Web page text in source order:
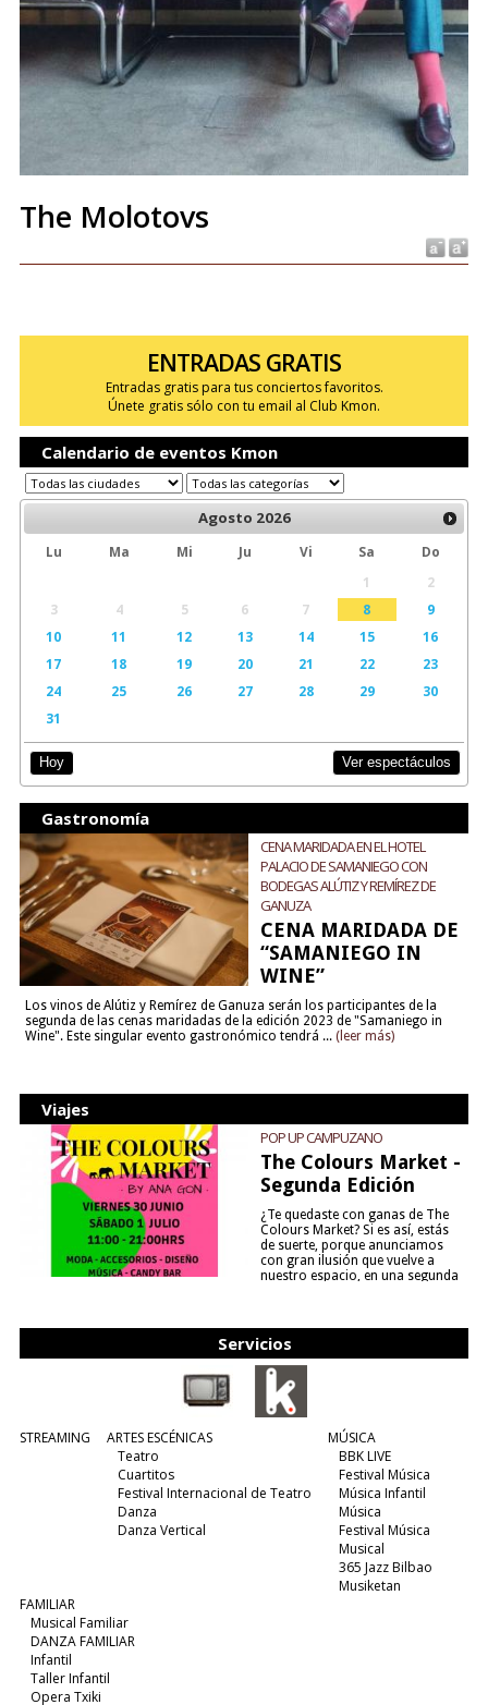
The Molotovs
ENTRADAS GRATIS
Entradas gratis para tus conciertos favoritos.
Únete gratis sólo con tu email al Club Kmon.
Calendario de eventos Kmon
Agosto 2026
Lu Ma Mi Ju Vi Sa
Do
1
2
3
4 5 6 7 8
9
10
11 12 13 14 15
16
17
18 19 20 21 22
23
24
25 26 27 28 29
30
31
Hoy Ver espectáculos
Gastronomía
CENA MARIDADA EN EL HOTEL
PALACIO DE SAMANIEGO CON
BODEGAS ALÚTIZ Y REMÍREZ DE
GANUZA
CENA MARIDADA DE
“SAMANIEGO IN
WINE”
Los vinos de Alútiz y Remírez de Ganuza serán los participantes de la
segunda de las cenas maridadas de la edición 2023 de "Samaniego in
Wine". Este singular evento gastronómico tendrá ... (leer más)
Viajes
POP UP CAMPUZANO
The Colours Market -
Segunda Edición
¿Te quedaste con ganas de The
Colours Market? Si es así, estás
de suerte, porque anunciamos
con gran ilusión que vuelve a
nuestro espacio, en una segunda
Servicios
STREAMING
ARTES ESCÉNICAS
Teatro
Cuartitos
Festival Internacional de Teatro
Danza
Danza Vertical
MÚSICA
BBK LIVE
Festival Música
Música Infantil
Música
Festival Música
Musical
365 Jazz Bilbao
Musiketan
FAMILIAR
Musical Familiar
DANZA FAMILIAR
Infantil
Taller Infantil
Opera Txiki